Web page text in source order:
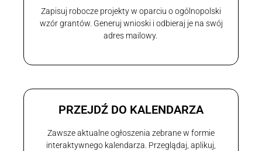
Zapisuj robocze projekty w oparciu o ogólnopolski
wzór grantów. Generuj wnioski i odbieraj je na swój
adres mailowy.
PRZEJDŹ DO KALENDARZA
Zawsze aktualne ogłoszenia zebrane w formie
interaktywnego kalendarza. Przeglądaj, aplikuj,